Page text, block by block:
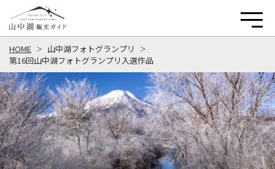
HOME
山中湖フォトグランプリ
第16回山中湖フォトグランプリ入選作品